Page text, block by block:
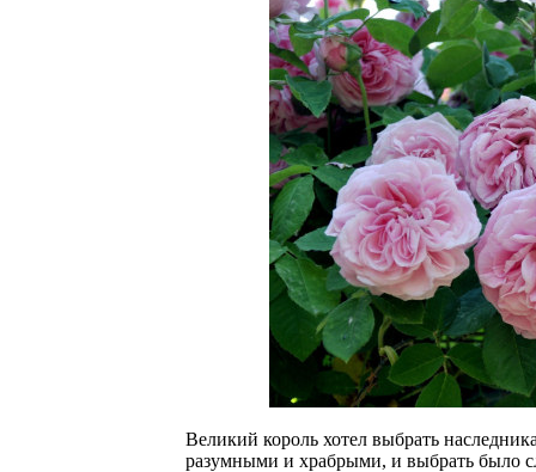
Великий король хотел выбрать
разумными и храбрыми, и выбрать было